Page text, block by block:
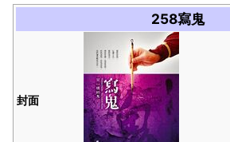
258寫鬼
封面